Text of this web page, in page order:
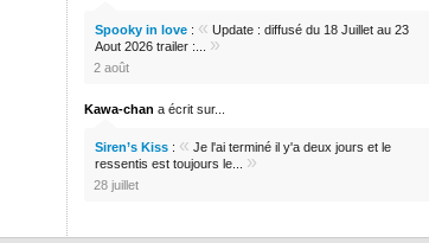
Spooky in love : « Update : diffusé du 18 Juillet au 23
Aout 2026 trailer :... »
2 août
Kawa-chan a écrit sur...
Siren’s Kiss : « Je l'ai terminé il y'a deux jours et le
ressentis est toujours le... »
28 juillet